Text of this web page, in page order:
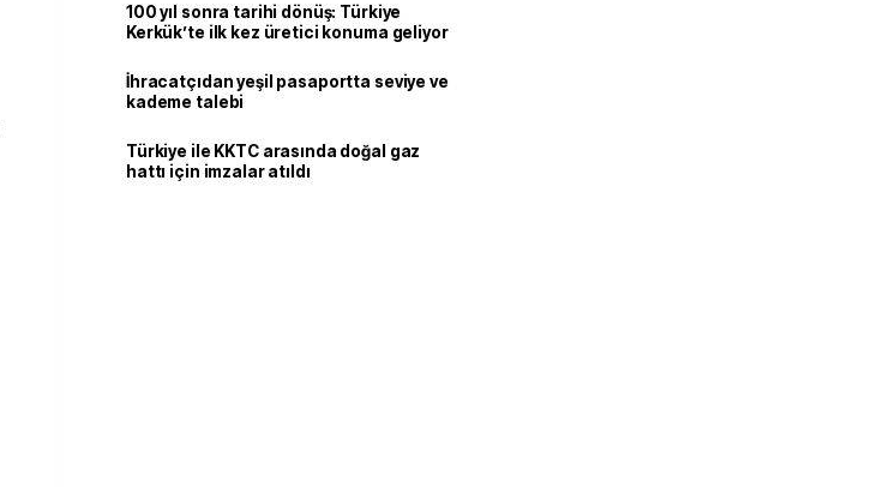
100 yıl sonra tarihi dönüş: Türkiye
Kerkük’te ilk kez üretici konuma geliyor
İhracatçıdan yeşil pasaportta seviye ve
kademe talebi
Türkiye ile KKTC arasında doğal gaz
hattı için imzalar atıldı